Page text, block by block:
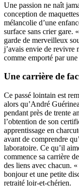
Une passion ne naît
conception de
mélancolie d’une
surface sans crier gare.
garde de merveilleux
j’avais envie de revivre
comme emporté par
Une carrière de
Ce passé lointain est
alors qu’André
pendant près de trente
l’obtention de son
apprentissage en
avant de comprendre
laboratoire. Ce qu’il
commence sa carrière
des liens avec chacun.
bonjour et une petite
retraité loir-et-chérien.